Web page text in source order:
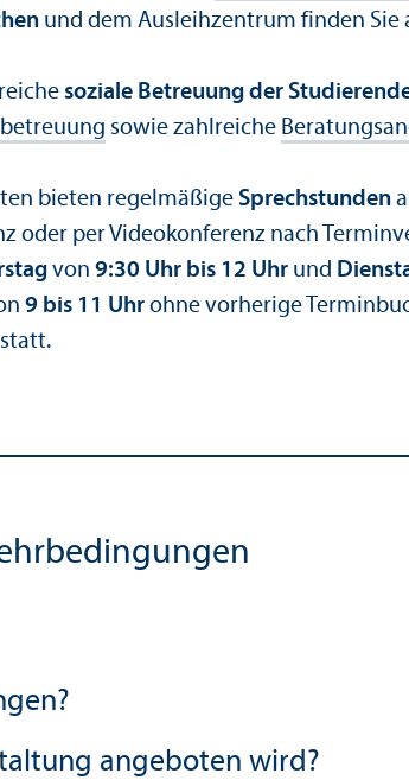
und dem Ausleihzentrum finden Sie
soziale Betreuung der
sowie zahlreiche
bieten regelmäßige Sprechstunden
oder per Videokonferenz nach
von 9:30 Uhr bis 12 Uhr und
9 bis 11 Uhr ohne vorherige
angeboten wird?